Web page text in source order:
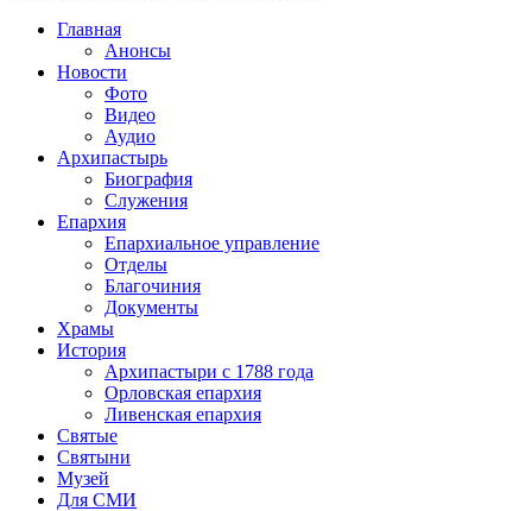
Главная
Анонсы
Новости
Фото
Видео
Аудио
Архипастырь
Биография
Служения
Епархия
Епархиальное управление
Отделы
Благочиния
Документы
Храмы
История
Архипастыри с 1788 года
Орловская епархия
Ливенская епархия
Святые
Святыни
Музей
Для СМИ